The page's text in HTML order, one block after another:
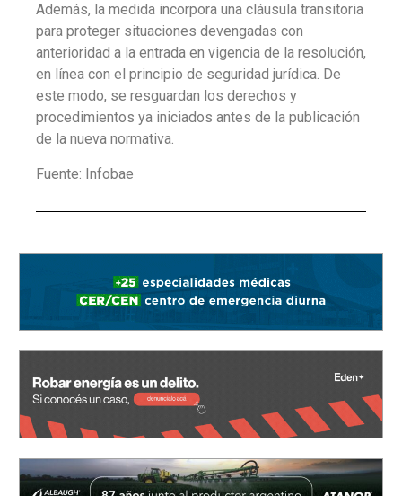
Además, la medida incorpora una cláusula transitoria
para proteger situaciones devengadas con
anterioridad a la entrada en vigencia de la resolución,
en línea con el principio de seguridad jurídica. De
este modo, se resguardan los derechos y
procedimientos ya iniciados antes de la publicación
de la nueva normativa.
Fuente: Infobae